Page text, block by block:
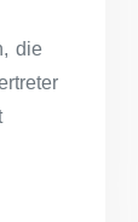
die